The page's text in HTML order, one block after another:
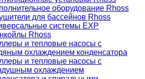
оборудование Rhoss
для бассейнов Rhoss
системы EXP
Rhoss
и тепловые насосы с
охлаждением конденсатора
и тепловые насосы с
охлаждением